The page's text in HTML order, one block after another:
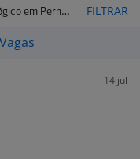
Pernambuco FILTRAR
14 jul